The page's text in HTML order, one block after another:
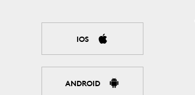
IOS
ANDROID